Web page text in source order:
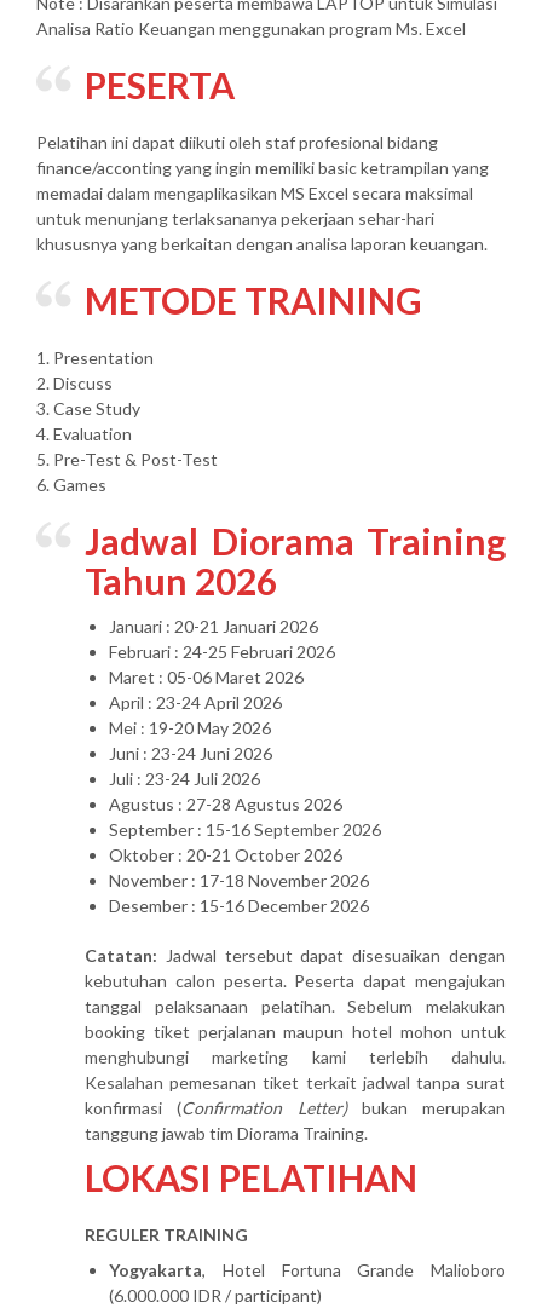
Analisa Ratio Keuangan menggunakan program Ms. Excel
PESERTA
Pelatihan ini dapat diikuti oleh staf profesional bidang
finance/acconting yang ingin memiliki basic ketrampilan yang
memadai dalam mengaplikasikan MS Excel secara maksimal
untuk menunjang terlaksananya pekerjaan sehar-hari
khususnya yang berkaitan dengan analisa laporan keuangan.
METODE TRAINING
1. Presentation
2. Discuss
3. Case Study
4. Evaluation
5. Pre-Test & Post-Test
6. Games
Jadwal Diorama Training
Tahun 2026
Januari : 20-21 Januari 2026
Februari : 24-25 Februari 2026
Maret : 05-06 Maret 2026
April : 23-24 April 2026
Mei : 19-20 May 2026
Juni : 23-24 Juni 2026
Juli : 23-24 Juli 2026
Agustus : 27-28 Agustus 2026
September : 15-16 September 2026
Oktober : 20-21 October 2026
November : 17-18 November 2026
Desember : 15-16 December 2026
Catatan: Jadwal tersebut dapat disesuaikan dengan
kebutuhan calon peserta. Peserta dapat mengajukan
tanggal pelaksanaan pelatihan. Sebelum melakukan
booking tiket perjalanan maupun hotel mohon untuk
menghubungi marketing kami terlebih dahulu.
Kesalahan pemesanan tiket terkait jadwal tanpa surat
konfirmasi (Confirmation Letter)bukan merupakan
tanggung jawab tim Diorama Training.
LOKASI PELATIHAN
REGULER TRAINING
Yogyakarta, Hotel Fortuna Grande Malioboro
(6.000.000 IDR / participant)